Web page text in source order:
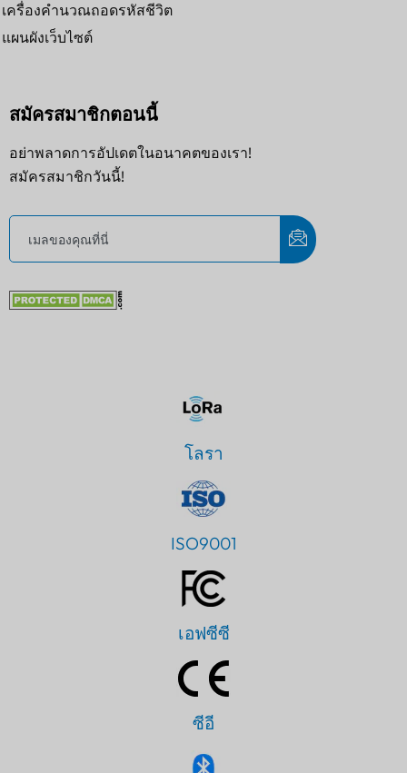
เครื่องคำนวณถอดรหัสชีวิต
แผนผังเว็บไซต์
สมัครสมาชิกตอนนี้
อย่าพลาดการอัปเดตในอนาคตของเรา!
สมัครสมาชิกวันนี้!
โลรา
ISO9001
เอฟซีซี
ซีอี